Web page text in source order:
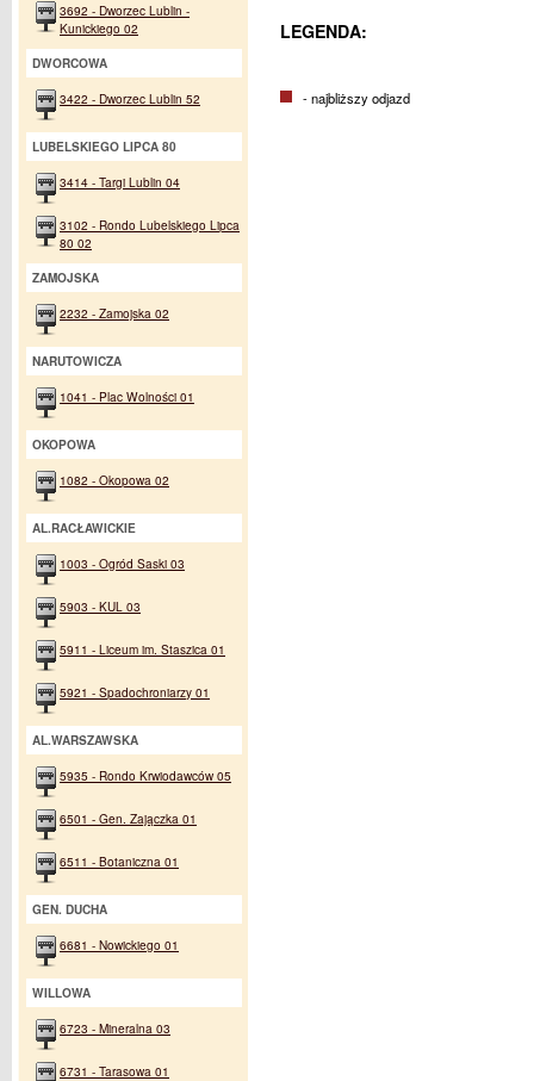
LEGENDA:
- najbliższy odjazd
3692 - Dworzec Lublin -
Kunickiego 02
DWORCOWA
3422 - Dworzec Lublin 52
LUBELSKIEGO LIPCA 80
3414 - Targi Lublin 04
3102 - Rondo Lubelskiego Lipca
80 02
ZAMOJSKA
2232 - Zamojska 02
NARUTOWICZA
1041 - Plac Wolności 01
OKOPOWA
1082 - Okopowa 02
AL.RACŁAWICKIE
1003 - Ogród Saski 03
5903 - KUL 03
5911 - Liceum im. Staszica 01
5921 - Spadochroniarzy 01
AL.WARSZAWSKA
5935 - Rondo Krwiodawców 05
6501 - Gen. Zajączka 01
6511 - Botaniczna 01
GEN. DUCHA
6681 - Nowickiego 01
WILLOWA
6723 - Mineralna 03
6731 - Tarasowa 01